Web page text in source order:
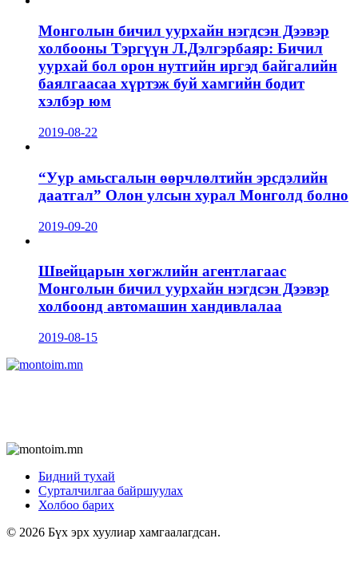
Монголын бичил уурхайн нэгдсэн Дээвэр
холбооны Тэргүүн Л.Дэлгэрбаяр: Бичил
уурхай бол орон нутгийн иргэд байгалийн
баялгаасаа хүртэж буй хамгийн бодит
хэлбэр юм
2019-08-22
“Уур амьсгалын өөрчлөлтийн эрсдэлийн
даатгал” Олон улсын хурал Монголд болно
2019-09-20
Швейцарын хөгжлийн агентлагаас
Монголын бичил уурхайн нэгдсэн Дээвэр
холбоонд автомашин хандивлалаа
2019-08-15
Бидний тухай
Сурталчилгаа байршуулах
Холбоо барих
© 2026 Бүх эрх хуулиар хамгаалагдсан.